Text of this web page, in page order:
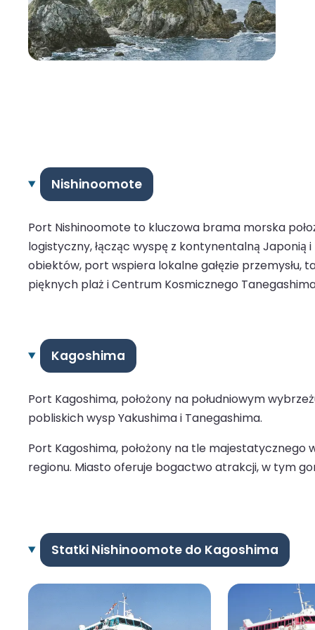
Nishinoomote
Port Nishinoomote to kluczowa brama morska
logistyczny, łącząc wyspę z kontynentalną
obiektów, port wspiera lokalne gałęzie
pięknych plaż i Centrum Kosmicznego
Kagoshima
Port Kagoshima, położony na południowym
pobliskich wysp Yakushima i Tanegashima.
Port Kagoshima, położony na tle
regionu. Miasto oferuje bogactwo atrakcji, w tym
Statki Nishinoomote do Kagoshima